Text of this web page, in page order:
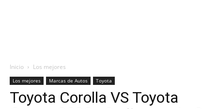
Inicio Los mejores
Los mejores Marcas de Autos Toyota
Toyota Corolla VS Toyota